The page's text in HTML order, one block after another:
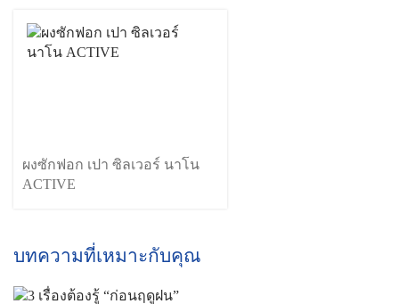
ผงซักฟอก เปา ซิลเวอร์ นาโน
ACTIVE
บทความที่เหมาะกับคุณ